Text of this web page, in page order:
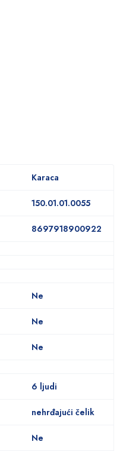
Karaca
150.01.01.0055
8697918900922
Ne
Ne
Ne
6 ljudi
nehrđajući čelik
Ne